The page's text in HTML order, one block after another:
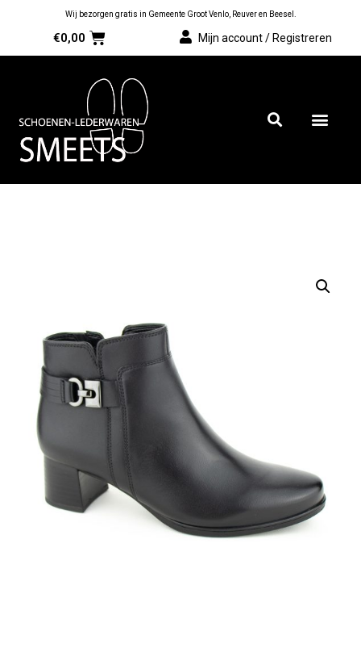
Wij bezorgen gratis in Gemeente Groot Venlo, Reuver en Beesel.
€0,00 Mijn account / Registreren